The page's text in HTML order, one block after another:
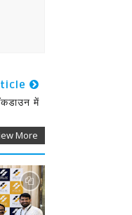
में
More